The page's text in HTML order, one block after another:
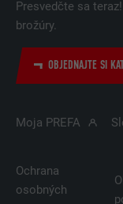
Presvedčte sa
brožúry.
OBJEDNAJTE SI
Moja PREFA
Ochrana
osobných
DOBA TRVANIA
ÚČEL